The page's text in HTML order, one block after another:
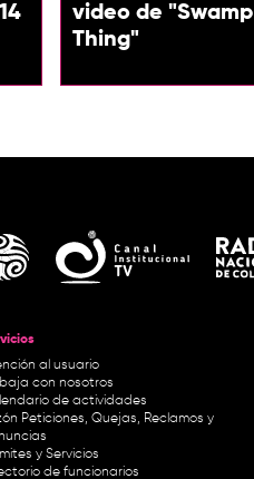
video de "Swamp
Thing"
al usuario
con nosotros
de actividades
Peticiones, Quejas, Reclamos y
y Servicios
de funcionarios